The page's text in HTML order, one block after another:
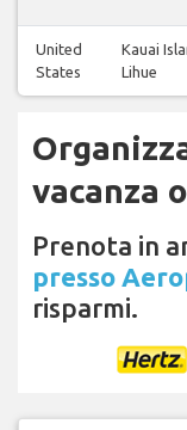
United
States
Kauai
Lihue
vacanza
Prenota in
presso
risparmi.